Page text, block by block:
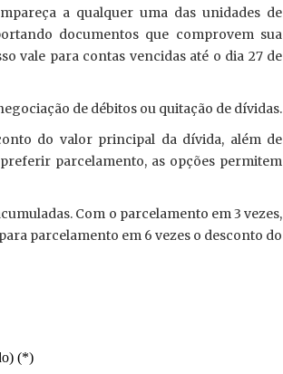
a qualquer uma das unidades de
documentos que comprovem sua
vale para contas vencidas até o dia 27 de
de débitos ou quitação de dívidas.
do valor principal da dívida, além de
parcelamento, as opções permitem
Com o parcelamento em 3 vezes,
parcelamento em 6 vezes o desconto do
(*)